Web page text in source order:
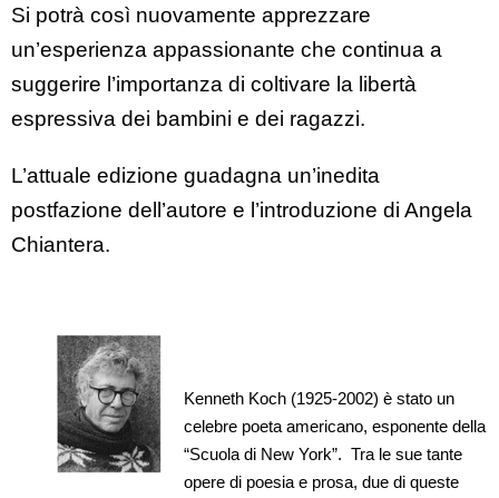
Si potrà così nuovamente apprezzare
un’esperienza appassionante che continua a
suggerire l’importanza di coltivare la libertà
espressiva dei bambini e dei ragazzi.
L’attuale edizione guadagna un’inedita
postfazione dell’autore e l’introduzione di Angela
Chiantera.
Kenneth Koch (1925-2002) è stato un
celebre poeta americano, esponente della
“Scuola di New York”. Tra le sue tante
opere di poesia e prosa, due di queste